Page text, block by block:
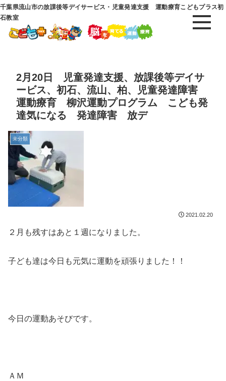
千葉県流山市の放課後等デイサービス・児童発達支援 運動療育こどもプラス初
石教室
2月20日 児童発達支援、放課後等デイサ
ービス、初石、流山、柏、児童発達障害
運動療育 柳沢運動プログラム こども発
達気になる 発達障害 放デ
未分類
2021.02.20
２月も残すはあと１週になりました。
子ども達は今日も元気に運動を頑張りました！！
今日の運動あそびです。
ＡＭ